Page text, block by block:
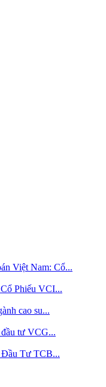
Việt Nam: Cổ...
Phiếu VCI...
cao su...
tư VCG...
Tư TCB...